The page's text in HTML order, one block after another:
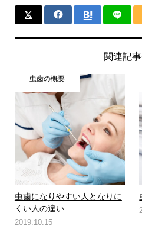
関連記
虫歯の概要
虫歯になりやすい人となりに
くい人の違い
2019.10.15